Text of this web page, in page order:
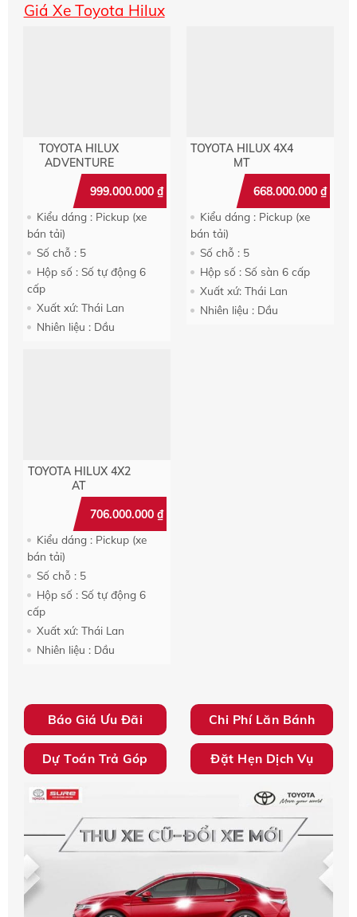
Giá Xe Toyota Hilux
TOYOTA HILUX
ADVENTURE
999.000.000₫
Kiểu dáng : Pickup (xe
bán tải)
Số chỗ : 5
Hộp số : Số tự động 6
cấp
Xuất xứ: Thái Lan
Nhiên liệu : Dầu
TOYOTA HILUX 4X4
MT
668.000.000 ₫
Kiểu dáng : Pickup (xe
bán tải)
Số chỗ : 5
Hộp số : Số sàn 6 cấp
Xuất xứ: Thái Lan
Nhiên liệu : Dầu
TOYOTA HILUX 4X2
AT
706.000.000₫
Kiểu dáng : Pickup (xe
bán tải)
Số chỗ : 5
Hộp số : Số tự động 6
cấp
Xuất xứ: Thái Lan
Nhiên liệu : Dầu
Báo Giá Ưu Đãi Chi Phí Lăn Bánh
Dự Toán Trả Góp Đặt Hẹn Dịch Vụ